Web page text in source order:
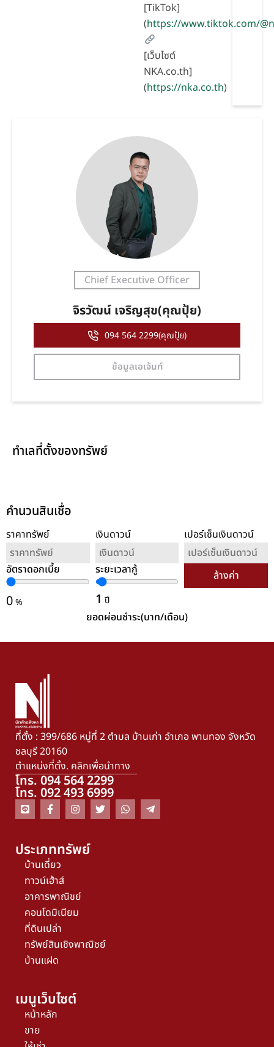
[TikTok]
(https://www.tiktok.com/
[เว็บไซต์
NKA.co.th]
(https://nka.co.th)
Chief Executive Officer
จิรวัฒน์ เจริญสุข(คุณปุ้ย)
094 564 2299(คุณปุ้ย)
ข้อมูลเอเจ้นท์
ทำเลที่ตั้งของทรัพย์
คำนวนสินเชื่อ
ราคาทรัพย์ เงินดาวน์ เปอร์เซ็นเงินดาวน์
อัตราดอกเบี้ย
0%
ระยะเวลากู้
1 ปี
ล้างค่า
ยอดผ่อนชำระ(บาท/เดือน)
ที่ตั้ง : 399/686 หมู่ที่ 2 ตำบล บ้านเก่า อำเภอ พานทอง จังหวัด
ชลบุรี 20160
ตำแหน่งที่ตั้ง. คลิกเพื่อนำทาง
โทร. 094 564 2299
โทร. 092 493 6999
ประเภททรัพย์
บ้านเดี่ยว
ทาวน์เฮ้าส์
อาคารพาณิชย์
คอนโดมิเนียม
ที่ดินเปล่า
ทรัพย์สินเชิงพาณิชย์
บ้านแฝด
เมนูเว็บไซต์
หน้าหลัก
ขาย